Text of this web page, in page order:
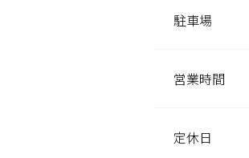
駐車場
営業時間
定休日